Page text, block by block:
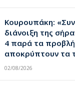
Κουρουπάκη:
διάνοιξη της
4 παρά τα
αποκρύπτουν τα
02/08/2026